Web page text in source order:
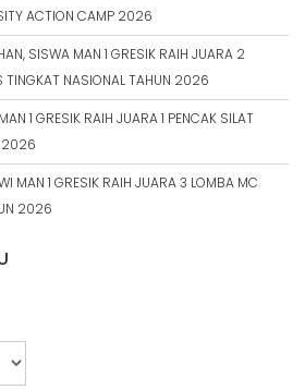
ACTION CAMP 2026
SISWA MAN 1 GRESIK RAIH JUARA 2
TINGKAT NASIONAL TAHUN 2026
1 GRESIK RAIH JUARA 1 PENCAK SILAT
2026
MAN 1 GRESIK RAIH JUARA 3 LOMBA MC
2026